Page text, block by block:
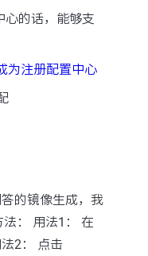
心的话，能够支
为注册配置中心
的镜像生成，我
法： 用法1： 在
2： 点击